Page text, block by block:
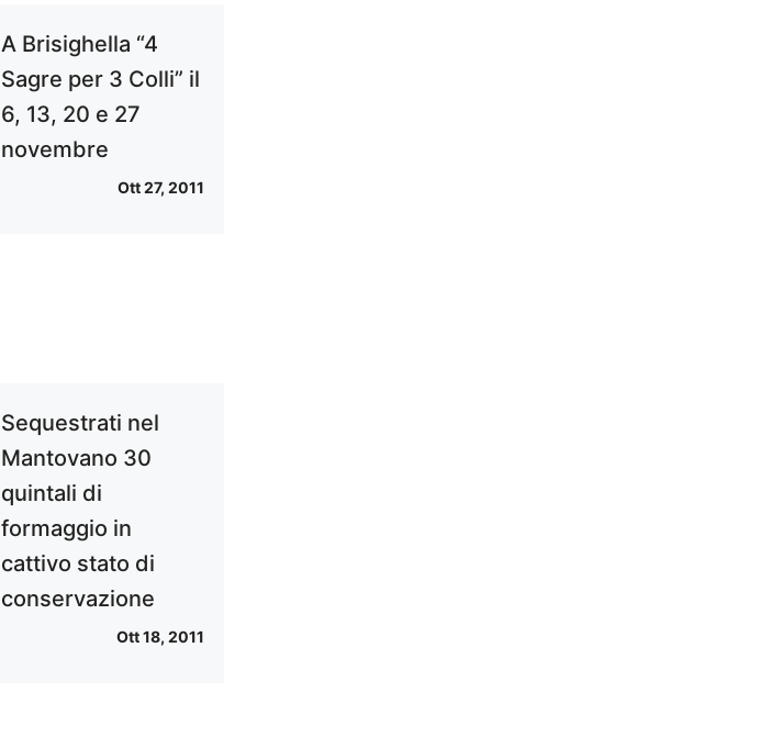
A Brisighella “4
Sagre per 3 Colli” il
6, 13, 20 e 27
novembre
Ott 27, 2011
Sequestrati nel
Mantovano 30
quintali di
formaggio in
cattivo stato di
conservazione
Ott 18, 2011